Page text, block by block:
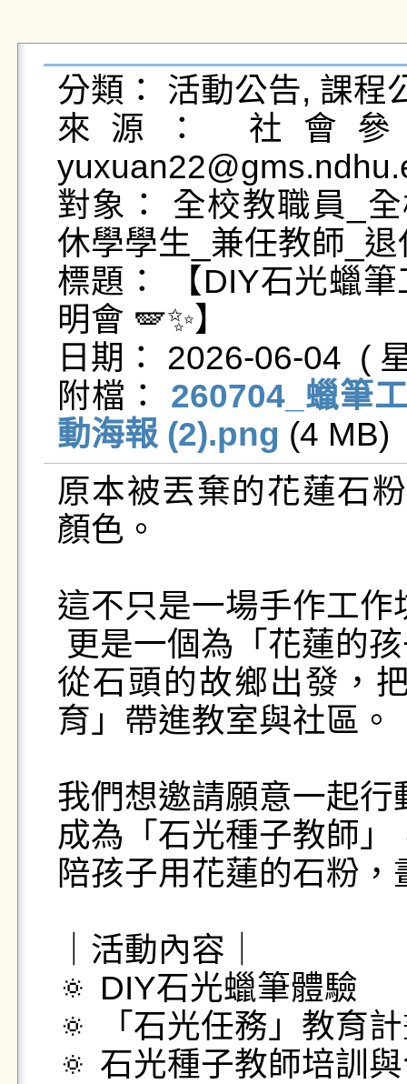
分類： 活動公告, 課程
來源： 社會
對象： 全校教職員_
休學學生_兼任教師_
標題： 【DIY石光蠟
明會 🪽✨】
日期： 2026-06-04  (
附檔： 260704_蠟筆
動海報 (2).png (4
原本被丟棄的花蓮石
顏色。
這不只是一場手作工
從石頭的故鄉出發，
育」帶進教室與社區。
我們想邀請願意一起
成為「石光種子教師
陪孩子用花蓮的石粉
｜活動內容｜
🔅 DIY石光蠟筆體驗
🔅 「石光任務」教育
🔅 石光種子教師培訓